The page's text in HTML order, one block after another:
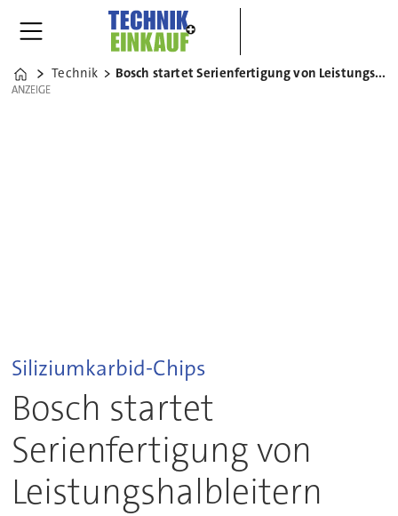
Home
Technik Bosch startet Serienfertigung von Leistungshalbleitern
ANZEIGE
ANZEIGE
Siliziumkarbid-Chips
Bosch startet
Serienfertigung von
Leistungshalbleitern